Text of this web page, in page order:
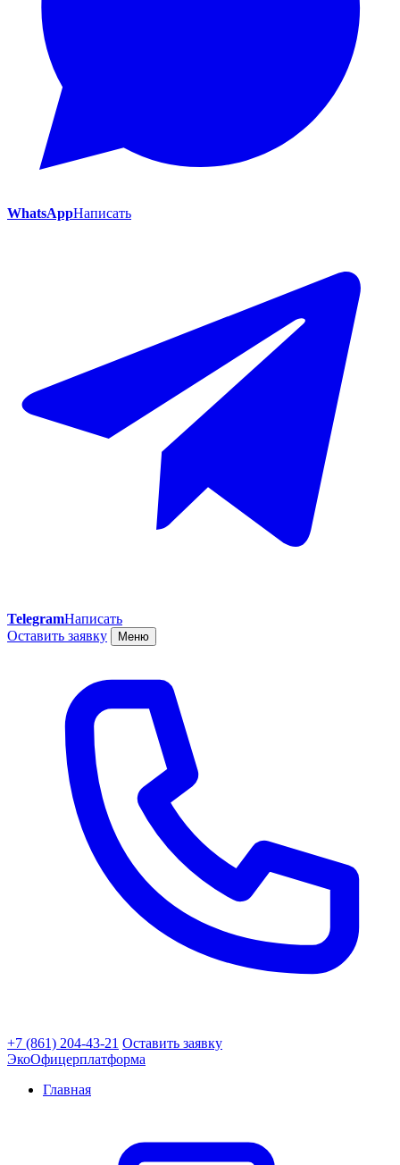
WhatsAppНаписать
TelegramНаписать
Оставить заявку
Меню
+7 (861) 204-43-21 Оставить заявку
ЭкоОфицерплатформа
Главная